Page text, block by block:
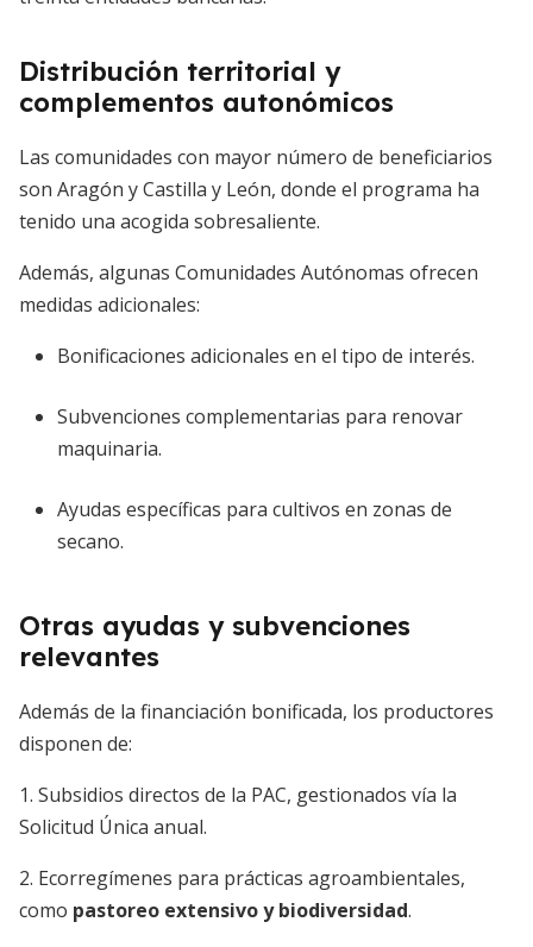
Distribución territorial y
complementos autonómicos
Las comunidades con mayor número de beneficiarios
son Aragón y Castilla y León, donde el programa ha
tenido una acogida sobresaliente.
Además, algunas Comunidades Autónomas ofrecen
medidas adicionales:
Bonificaciones adicionales en el tipo de interés.
Subvenciones complementarias para renovar
maquinaria.
Ayudas específicas para cultivos en zonas de
secano.
Otras ayudas y subvenciones
relevantes
Además de la financiación bonificada, los productores
disponen de:
1. Subsidios directos de la PAC, gestionados vía la
Solicitud Única anual.
2. Ecorregímenes para prácticas agroambientales,
como pastoreo extensivo y biodiversidad.